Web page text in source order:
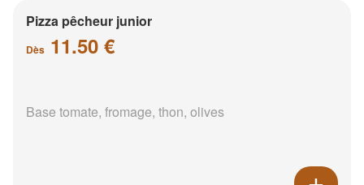
Pizza pêcheur junior
Dès 11.50 €
Base tomate, fromage, thon, olives